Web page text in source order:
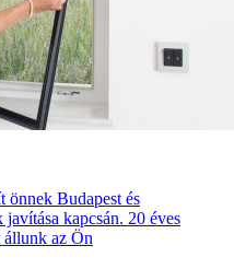
önnek Budapest és
kapcsán. 20 éves
állunk az Ön